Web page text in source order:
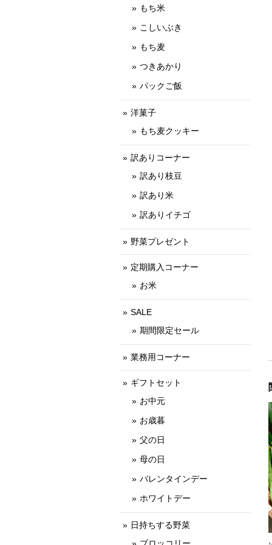
もち米
こしいぶき
もち麦
つきあかり
パックご飯
洋菓子
もち麦クッキー
訳ありコーナー
訳あり枝豆
訳あり米
訳ありイチゴ
野菜プレゼント
定期購入コーナー
お米
SALE
期間限定セール
業務用コーナー
ギフトセット
お中元
お歳暮
父の日
母の日
バレンタインデー
ホワイトデー
日持ちする野菜